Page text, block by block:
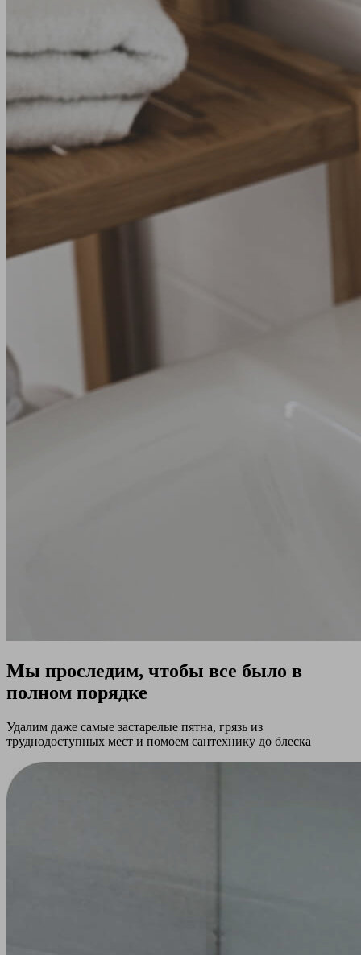
Мы проследим, чтобы все было в
полном порядке
Удалим даже самые застарелые пятна, грязь из
труднодоступных мест и помоем сантехнику до блеска